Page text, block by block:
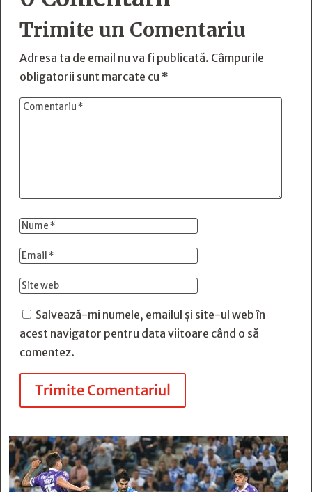
Trimite un Comentariu
Adresa ta de email nu va fi publicată. Câmpurile
obligatorii sunt marcate cu *
Salvează-mi numele, emailul și site-ul web în
acest navigator pentru data viitoare când o să
comentez.
Trimite Comentariul